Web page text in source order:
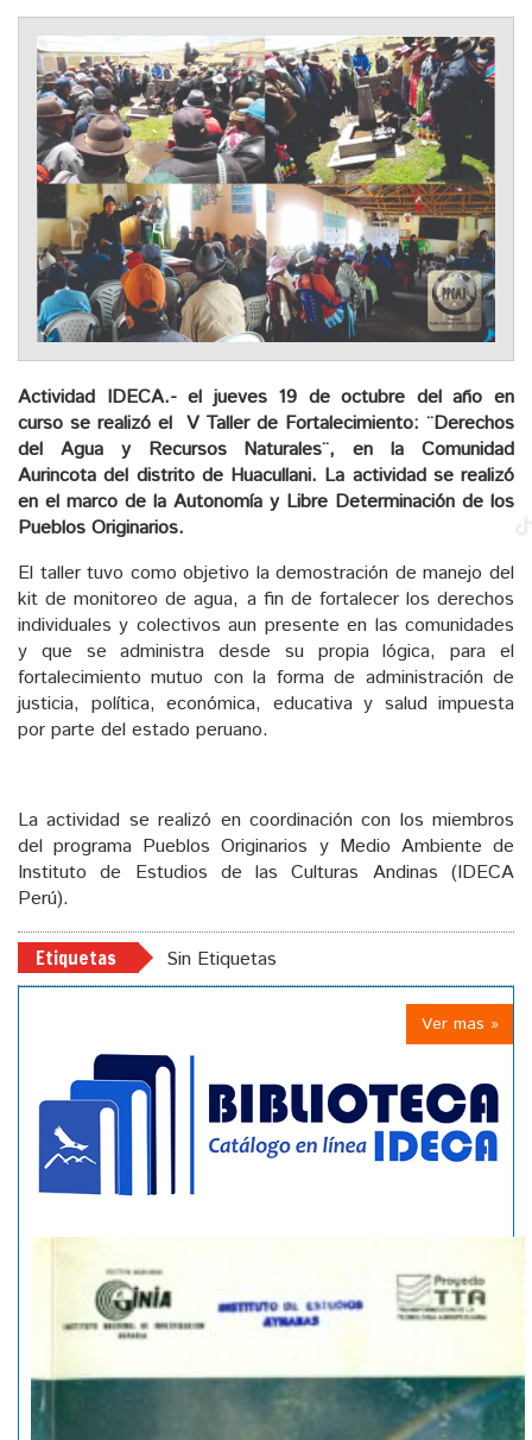
Actividad IDECA.- el jueves 19 de octubre del año en
curso se realizó el V Taller de Fortalecimiento: ¨Derechos
del Agua y Recursos Naturales¨, en la Comunidad
Aurincota del distrito de Huacullani. La actividad se realizó
en el marco de la Autonomía y Libre Determinación de los
Pueblos Originarios.
El taller tuvo como objetivo la demostración de manejo del
kit de monitoreo de agua, a fin de fortalecer los derechos
individuales y colectivos aun presente en las comunidades
y que se administra desde su propia lógica, para el
fortalecimiento mutuo con la forma de administración de
justicia, política, económica, educativa y salud impuesta
por parte del estado peruano.
La actividad se realizó en coordinación con los miembros
del programa Pueblos Originarios y Medio Ambiente de
Instituto de Estudios de las Culturas Andinas (IDECA
Perú).
Etiquetas Sin Etiquetas
Ver mas »